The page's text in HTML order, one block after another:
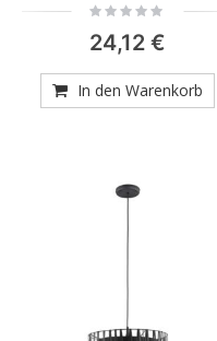
Rating:
24,12 €
In den Warenkorb